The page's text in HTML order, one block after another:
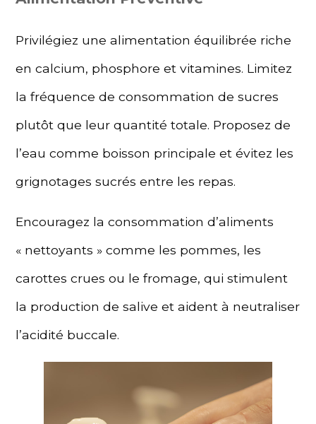
Privilégiez une alimentation équilibrée riche
en calcium, phosphore et vitamines. Limitez
la fréquence de consommation de sucres
plutôt que leur quantité totale. Proposez de
l’eau comme boisson principale et évitez les
grignotages sucrés entre les repas.
Encouragez la consommation d’aliments
« nettoyants » comme les pommes, les
carottes crues ou le fromage, qui stimulent
la production de salive et aident à neutraliser
l’acidité buccale.